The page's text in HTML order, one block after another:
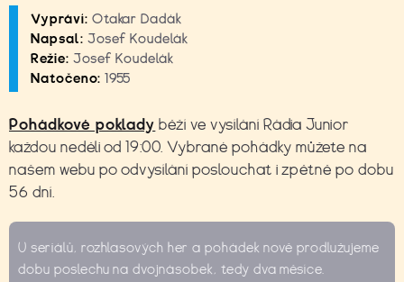
Vypráví: Otakar Dadák
Napsal: Josef Koudelák
Režie: Josef Koudelák
Natočeno: 1955
Pohádkové poklady běží ve vysílání Rádia Junior
každou neděli od 19:00. Vybrané pohádky můžete na
našem webu po odvysílání poslouchat i zpětně po dobu
56 dní.
U seriálů, rozhlasových her a pohádek nově prodlužujeme
dobu poslechu na dvojnásobek, tedy dva měsíce.